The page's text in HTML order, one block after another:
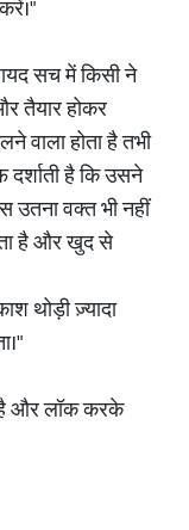
सच में किसी ने
तैयार होकर
वाला होता है तभी
है कि उसने
वक्त भी नहीं
है और खुद से
थोड़ी ज़्यादा
और लॉक करके